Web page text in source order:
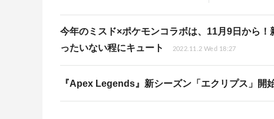
今年のミスド×ポケモンコラボは、11月9日から
ったいない程にキュート
2022.11.2 Wed 18:27
『Apex Legends』新シーズン「エクリプス」開